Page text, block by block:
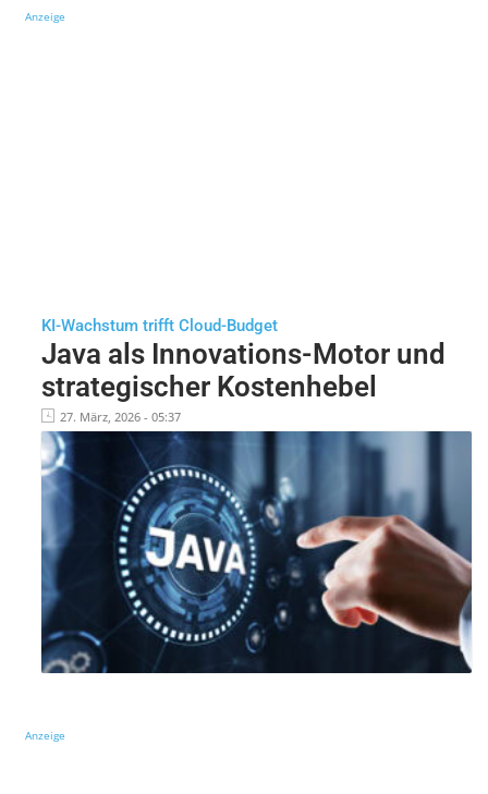
Anzeige
KI-Wachstum trifft Cloud-Budget
Java als Innovations-Motor und
strategischer Kostenhebel
27. März, 2026 - 05:37
Anzeige